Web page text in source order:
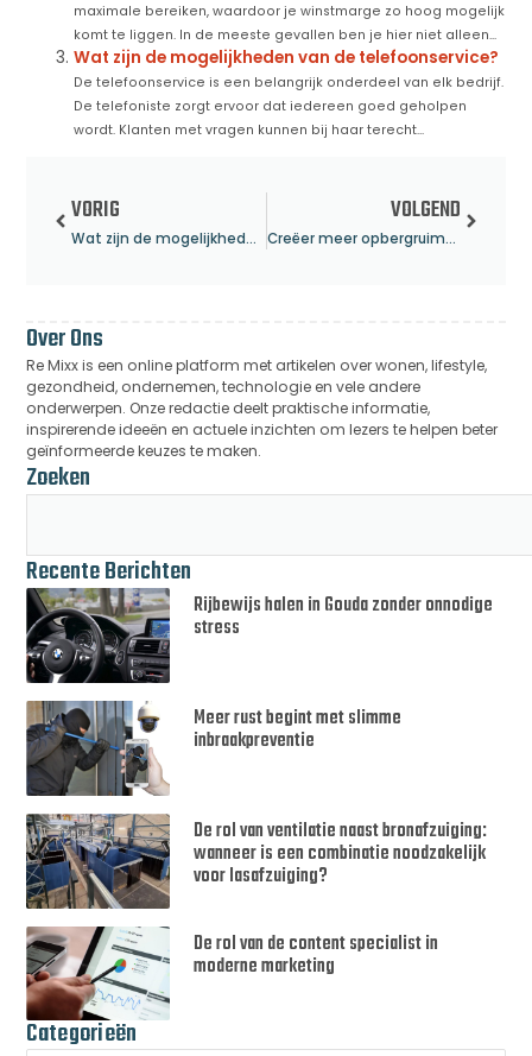
maximale bereiken, waardoor je winstmarge zo hoog mogelijk
komt te liggen. In de meeste gevallen ben je hier niet alleen...
Wat zijn de mogelijkheden van de telefoonservice?
De telefoonservice is een belangrijk onderdeel van elk bedrijf.
De telefoniste zorgt ervoor dat iedereen goed geholpen
wordt. Klanten met vragen kunnen bij haar terecht...
VORIG
Wat zijn de mogelijkheden van de telefoonservice?
VOLGEND
Creëer meer opbergruimte met roldeurkasten
Over Ons
Re Mixx is een online platform met artikelen over wonen, lifestyle,
gezondheid, ondernemen, technologie en vele andere
onderwerpen. Onze redactie deelt praktische informatie,
inspirerende ideeën en actuele inzichten om lezers te helpen beter
geïnformeerde keuzes te maken.
Zoeken
Recente Berichten
Rijbewijs halen in Gouda zonder onnodige
stress
Meer rust begint met slimme
inbraakpreventie
De rol van ventilatie naast bronafzuiging:
wanneer is een combinatie noodzakelijk
voor lasafzuiging?
De rol van de content specialist in
moderne marketing
Categorieën